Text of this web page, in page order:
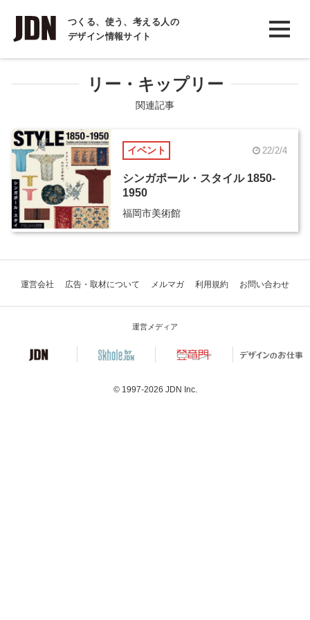
つくる、使う、考える人の
デザイン情報サイト
INTERVIEW
インタビュー
REPORT
COLUMN
コラム
リー・キップリー
関連記事
イベント 22/2/4
シンガポール・スタイル 1850-
1950
福岡市美術館
運営会社 広告・取材について メルマガ 利用規約 お問い合わせ
運営メディア
© 1997-2026 JDN Inc.